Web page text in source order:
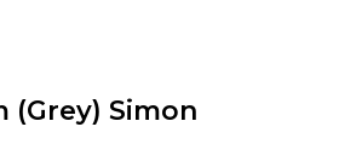
(Grey) Simon